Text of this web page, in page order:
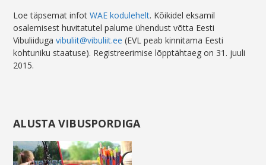
Loe täpsemat infotWAE kodulehelt. Kõikidel eksamil
osalemisest huvitatutel palume ühendust võtta Eesti
Vibuliidugavibuliit@vibuliit.ee (EVL peab kinnitama Eesti
kohtuniku staatuse). Registreerimise lõpptähtaeg on 31. juuli
2015.
ALUSTA VIBUSPORDIGA